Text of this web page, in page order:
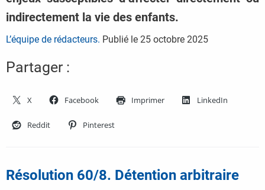
indirectement la vie des enfants.
L’équipe de rédacteurs. Publié le 25 octobre 2025
Partager :
X Facebook Imprimer LinkedIn
Reddit Pinterest
Résolution 60/8. Détention arbitraire